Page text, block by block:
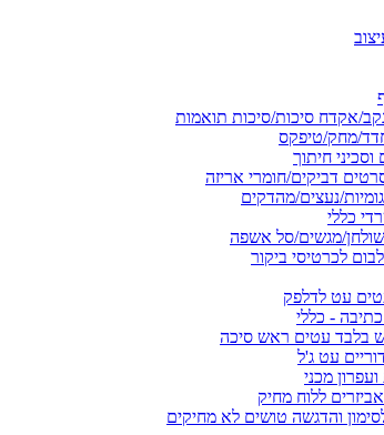
אקדח סיכות/סיכות תואמות
מחק/טיפקס
חיתוך
דביקים/חומרי אריזה
נעצים/מהדקים
כללי
מגשים/סל אשפה
לכרטיסי ביקור
עט לדלפק
- כללי
בלבד עטים ראש סיכה
עט ג'ל
מכני
ללוח מחיק
והדגשה טושים לא מחיקים